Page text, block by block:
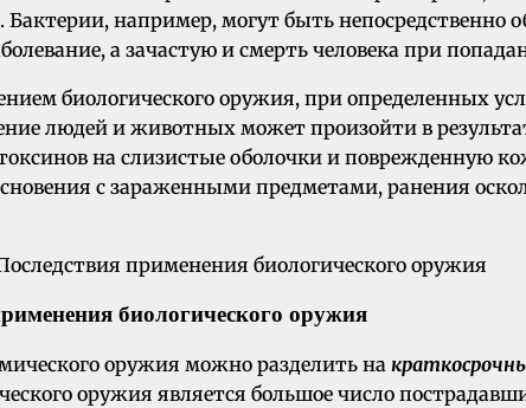
например, могут быть
а зачастую и смерть человека при
биологического оружия, при определенных
людей и животных может произойти в
на слизистые оболочки и поврежденную
с зараженными предметами, ранения
биологического оружия
оружия можно разделить на
оружия является большое число